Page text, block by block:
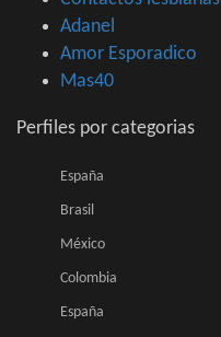
Adanel
Amor Esporadico
Mas40
Perfiles por categorias
España
Brasil
México
Colombia
España